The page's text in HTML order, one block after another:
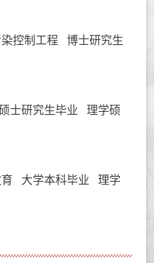
控制工程 博士研究生
士研究生毕业 理学硕
大学本科毕业 理学